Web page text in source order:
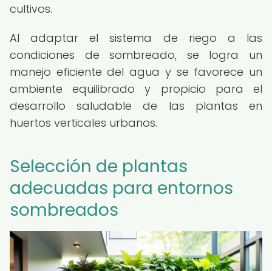
cultivos.
Al adaptar el sistema de riego a las
condiciones de sombreado, se logra un
manejo eficiente del agua y se favorece un
ambiente equilibrado y propicio para el
desarrollo saludable de las plantas en
huertos verticales urbanos.
Selección de plantas
adecuadas para entornos
sombreados